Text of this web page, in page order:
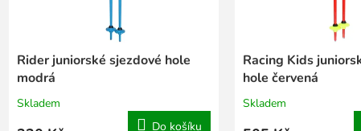
Rider juniorské sjezdové hole
modrá
Skladem
Do košíku
Racing Kids
hole červená
Skladem